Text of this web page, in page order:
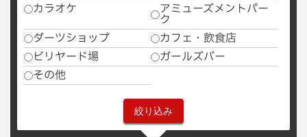
カラオケ
アミューズメントパー
ク
ダーツショップ
カフェ・飲食店
ビリヤード場
ガールズバー
その他